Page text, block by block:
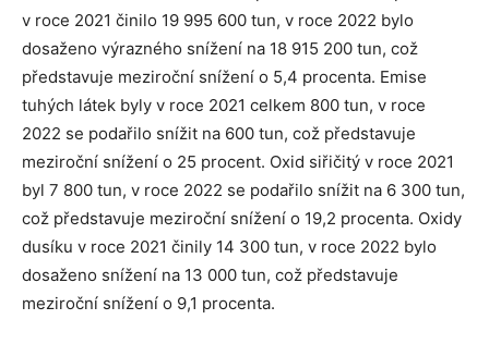
v roce 2021 činilo 19 995 600 tun, v roce 2022 bylo
dosaženo výrazného snížení na 18 915 200 tun, což
představuje meziroční snížení o 5,4 procenta. Emise
tuhých látek byly v roce 2021 celkem 800 tun, v roce
2022 se podařilo snížit na 600 tun, což představuje
meziroční snížení o 25 procent. Oxid siřičitý v roce 2021
byl 7 800 tun, v roce 2022 se podařilo snížit na 6 300 tun,
což představuje meziroční snížení o 19,2 procenta. Oxidy
dusíku v roce 2021 činily 14 300 tun, v roce 2022 bylo
dosaženo snížení na 13 000 tun, což představuje
meziroční snížení o 9,1 procenta.